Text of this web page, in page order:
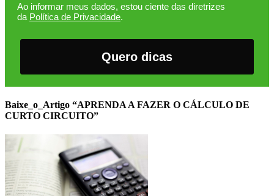
Ao informar meus dados, estou ciente das diretrizes
da Política de Privacidade.
Quero dicas
Baixe_o_Artigo “APRENDA A FAZER O CÁLCULO DE
CURTO CIRCUITO”